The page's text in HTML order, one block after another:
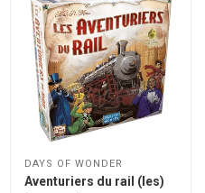
DAYS OF WONDER
Aventuriers du rail (les)